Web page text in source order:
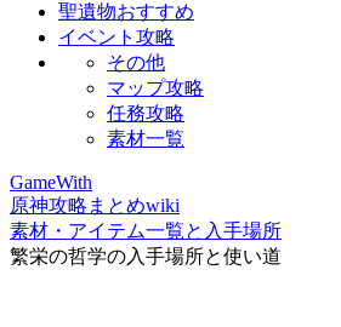
聖遺物おすすめ
イベント攻略
その他
マップ攻略
任務攻略
素材一覧
GameWith
原神攻略まとめwiki
素材・アイテム一覧と入手場所
繁栄の哲学の入手場所と使い道